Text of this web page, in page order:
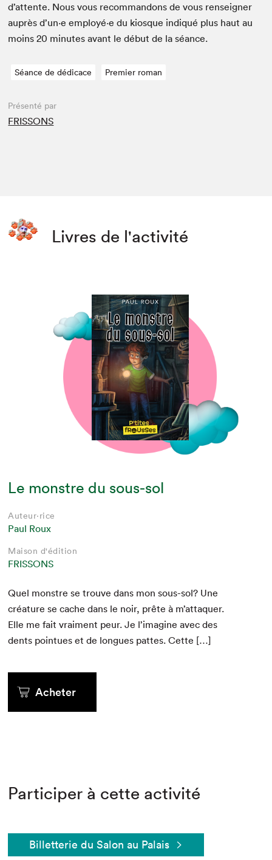
d’at­tente. Nous vous recom­man­dons de vous ren­seign­er
auprès d’un·e employé·e du kiosque indiqué plus haut au
moins20 min­utes avant le début de la séance.
Séance de dédicace Premier roman
Présenté par
FRISSONS
Livres de l'activité
Le monstre du sous-sol
Auteur·rice
Paul Roux
Maison d'édition
FRISSONS
Quel mon­stre se trou­ve dans mon sous-sol? Une
créa­ture se cache dans le noir, prête à m’at­ta­quer.
Elle me fait vrai­ment peur. Je l’imag­ine avec des
dents pointues et de longues pattes. Cette […]
Acheter
Participer à cette activité
Billetterie du Salon au Palais